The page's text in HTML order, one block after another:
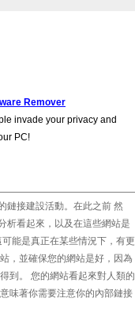
Remover
invade your privacy and
PC!
鏈接建設活動。在此之前 然
析看起來，以及在這些網站是
能是真正在某些情況下，有更
，並確保您的網站是好，因為
到。 您的網站看起來對人類的
味著你需要注意你的內部鏈接